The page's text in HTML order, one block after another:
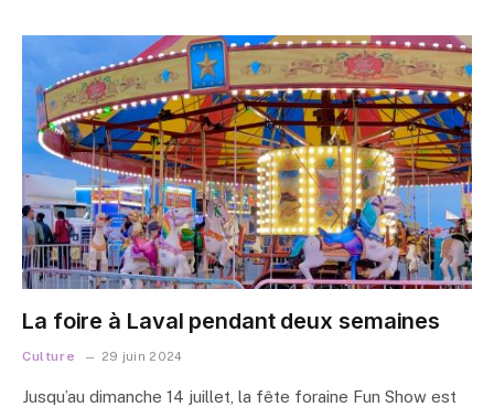
La foire à Laval pendant deux semaines
Culture 29 juin 2024
Jusqu’au dimanche 14 juillet, la fête foraine Fun Show est